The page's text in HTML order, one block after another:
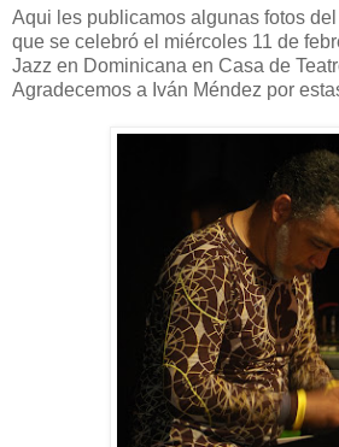
Aqui les publicamos algunas fotos
que se celebró el miércoles 11 de
Jazz en Dominicana en Casa de
Agradecemos a Iván Méndez por